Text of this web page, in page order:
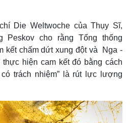
Die Weltwoche của Thụy Sĩ,
Peskov cho rằng Tổng thống
kết chấm dứt xung đột và Nga -
hiện cam kết đó bằng cách
trách nhiệm” là rút lực lượng